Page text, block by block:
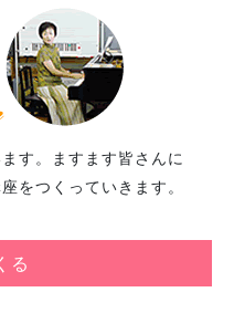
す。ますます皆さんに
をつくっていきます。
る